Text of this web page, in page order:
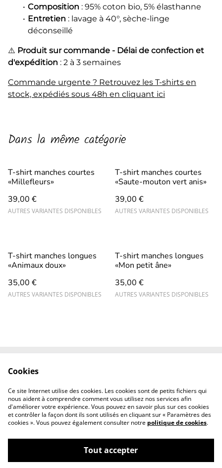
Composition : 95% coton bio, 5% élasthanne
Entretien : lavage à 40°, sèche-linge
déconseillé
⚠️ Produit sur commande - Délai de confection et
d'expédition : 2 à 3 semaines
Commande urgente ? Retrouvez les T-shirts en
stock, expédiés sous 48h en cliquant ici
Dans la même catégorie
T-shirt manches courtes
«Millefleurs»
39,00 €
AUTRES VARIANTES DISPONIBLES
T-shirt manches courtes
«Saute-mouton vert anis»
39,00 €
AUTRES VARIANTES DISPONIBLES
T-shirt manches longues
«Animaux doux»
35,00 €
AUTRES VARIANTES DISPONIBLES
T-shirt manches longues
«Mon petit âne»
35,00 €
AUTRES VARIANTES DISPONIBLES
professionnels
©2026Solsie couture
Cookies
Ce site Internet utilise des cookies. Les cookies sont de petits fichiers qui
nous aident à comprendre comment vous utilisez nos services afin
d'améliorer votre expérience. Vous pouvez en savoir plus sur ces cookies
et contrôler la façon dont ils sont utilisés en cliquant sur « Paramètres des
cookies ». Vous pouvez également consulter notre politique de cookies.
Tout accepter